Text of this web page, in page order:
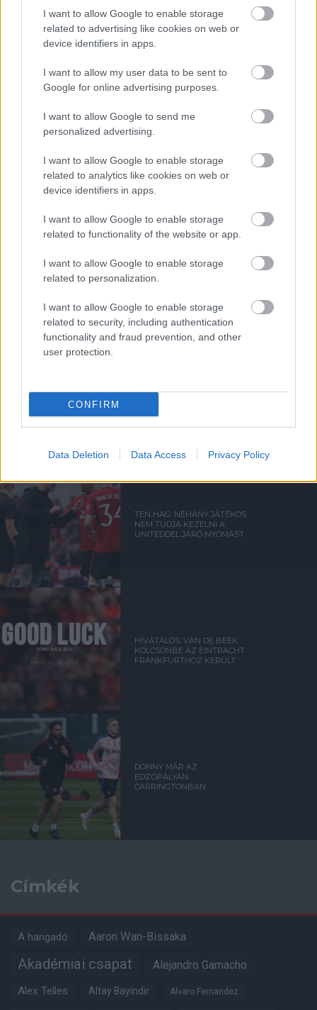
I want to allow Google to enable storage
related to advertising like cookies on web or
device identifiers in apps.
I want to allow my user data to be sent to
Google for online advertising purposes.
I want to allow Google to send me
personalized advertising.
I want to allow Google to enable storage
related to analytics like cookies on web or
device identifiers in apps.
I want to allow Google to enable storage
related to functionality of the website or app.
I want to allow Google to enable storage
related to personalization.
I want to allow Google to enable storage
related to security, including authentication
functionality and fraud prevention, and other
user protection.
CONFIRM
Data Deletion Data Access Privacy Policy
AC MilanvsManchester United2026-08-15 18:00
a ManUtdFanatics.hu működését!
Kapcsolódó hírek
DONNY VAN DE BEEK
HIVATALOS: VAN DE BEEK A
TEN HAG: NÉHÁNY JÁTÉKOS
NEM TUDJA KEZELNI A
UNITEDDEL JÁRÓ NYOMÁST
HIVATALOS: VAN DE BEEK
KÖLCSÖNBE AZ EINTRACHT
FRANKFURTHOZ KERÜLT
DONNY MÁR AZ
EDZŐPÁLYÁN
CARRINGTONBAN
Címkék
A hangadó Aaron Wan-Bissaka
Akadémiai csapat Alejandro Garnacho
Alex Telles Altay Bayindir Alvaro Fernandez